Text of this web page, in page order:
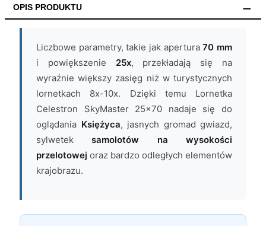
OPIS PRODUKTU
Liczbowe parametry, takie jak apertura70 mm
i powiększenie 25x, przekładają się na
wyraźnie większy zasięg niż w turystycznych
lornetkach 8x-10x. Dzięki temu Lornetka
Celestron SkyMaster 25x70 nadaje się do
oglądania Księżyca, jasnych gromad gwiazd,
sylweteksamolotów na wysokości
przelotowej oraz bardzo odległych elementów
krajobrazu.